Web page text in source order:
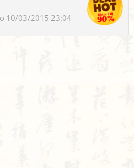
10/03/2015 23:04